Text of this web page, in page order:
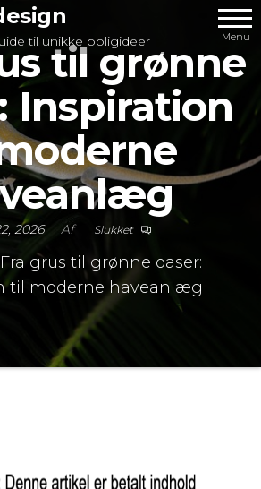
til unikke boligideer Menu
til grønne
Inspiration
2026 Af Slukket
Fra grus til grønne oaser:
til moderne haveanlæg